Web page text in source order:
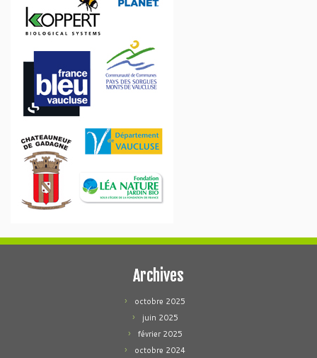
Archives
octobre 2025
juin 2025
février 2025
octobre 2024